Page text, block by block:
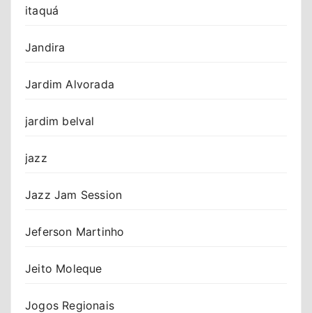
itaquá
Jandira
Jardim Alvorada
jardim belval
jazz
Jazz Jam Session
Jeferson Martinho
Jeito Moleque
Jogos Regionais